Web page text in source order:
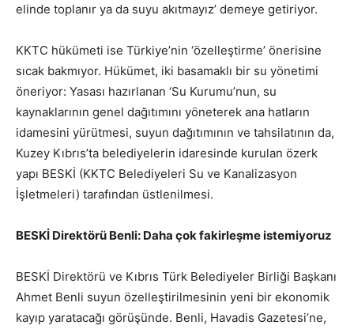
elinde toplanır ya da suyu akıtmayız’ demeye getiriyor.
KKTC hükümeti ise Türkiye’nin ‘özelleştirme’ önerisine
sıcak bakmıyor. Hükümet, iki basamaklı bir su yönetimi
öneriyor: Yasası hazırlanan ‘Su Kurumu’nun, su
kaynaklarının genel dağıtımını yöneterek ana hatların
idamesini yürütmesi, suyun dağıtımının ve tahsilatının da,
Kuzey Kıbrıs’ta belediyelerin idaresinde kurulan özerk
yapı BESKİ (KKTC Belediyeleri Su ve Kanalizasyon
İşletmeleri) tarafından üstlenilmesi.
BESKİ Direktörü Benli: Daha çok fakirleşme istemiyoruz
BESKİ Direktörü ve Kıbrıs Türk Belediyeler Birliği Başkanı
Ahmet Benli suyun özelleştirilmesinin yeni bir ekonomik
kayıp yaratacağı görüşünde. Benli, Havadis Gazetesi’ne,